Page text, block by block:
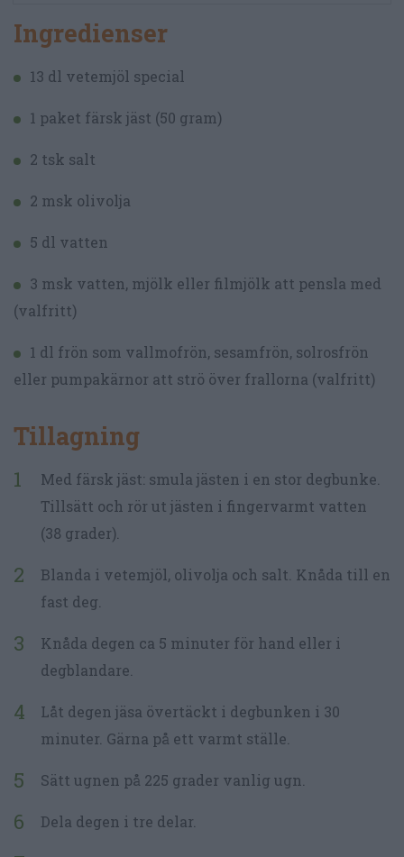
Ingredienser
13 dl vetemjöl special
1 paket färsk jäst (50 gram)
2 tsk salt
2 msk olivolja
5 dl vatten
3 msk vatten, mjölk eller filmjölk att pensla med
(valfritt)
1 dl frön som vallmofrön, sesamfrön, solrosfrön
eller pumpakärnor att strö över frallorna (valfritt)
Tillagning
Med färsk jäst: smula jästen i en stor degbunke.
Tillsätt och rör ut jästen i fingervarmt vatten
(38 grader).
Blanda i vetemjöl, olivolja och salt. Knåda till en
fast deg.
Knåda degen ca 5 minuter för hand eller i
degblandare.
Låt degen jäsa övertäckt i degbunken i 30
minuter. Gärna på ett varmt ställe.
Sätt ugnen på 225 grader vanlig ugn.
Dela degen i tre delar.